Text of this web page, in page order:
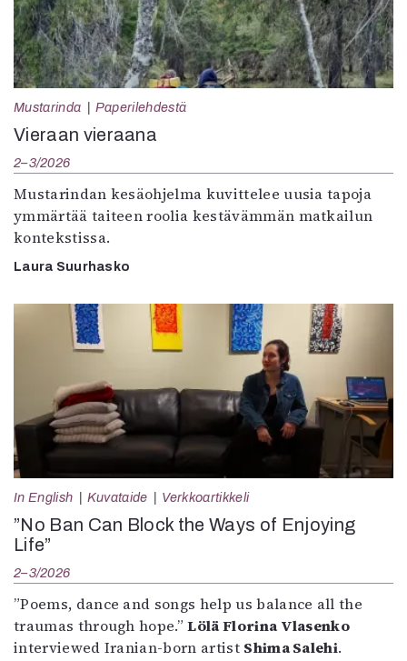
Mustarinda Paperilehdestä
Vieraan vieraana
2–3/2026
Mustarindan kesäohjelma kuvittelee uusia tapoja
ymmärtää taiteen roolia kestävämmän matkailun
kontekstissa.
Laura Suurhasko
In English Kuvataide Verkkoartikkeli
”No Ban Can Block the Ways of Enjoying
Life”
2–3/2026
”Poems, dance and songs help us balance all the
traumas through hope.”Lölä Florina Vlasenko
interviewed Iranian-born artist Shima Salehi.